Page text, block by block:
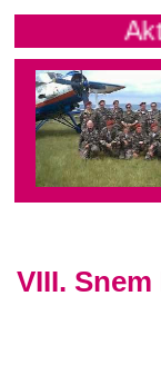
VIII.